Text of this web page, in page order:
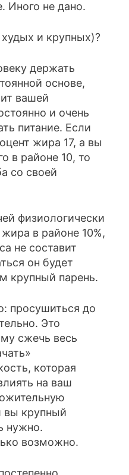
Иного не дано.
и крупных)?
держать
основе,
вашей
и очень
питание. Если
жира 17, а вы
в районе 10, то
со своей
физиологически
в районе 10%,
не составит
он будет
крупный парень.
просушиться до
Это
сжечь весь
которая
на ваш
вы крупный
нужно.
возможно.